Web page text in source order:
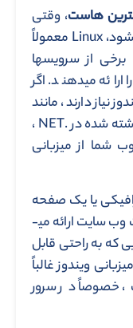
هاست، وقتی
صحبت از سیستم عامل های سرور می­شود، Linux معمولاً
از سرویس­ها
می­دهند. اگر
نیاز دارند ، مانند
SQL Server یا یک برنامه سفارشی نوشته شده در .NET ،
شما از میزبانی
یا یک صفحه
کنترل برای ساده سازی سرور و مدیریت وب سایت ارائه می­
که به راحتی قابل
ویندوز غالباً
خصوصاً در سرور